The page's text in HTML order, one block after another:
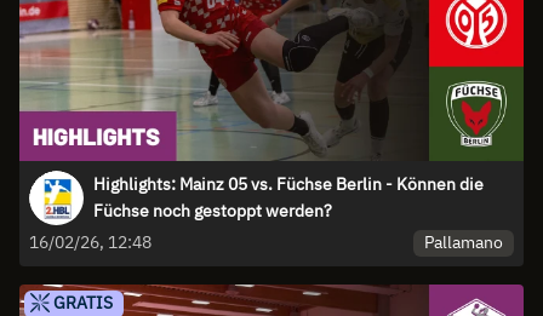
Highlights: Mainz 05 vs. Füchse Berlin - Können die
Füchse noch gestoppt werden?
16/02/26, 12:48
Pallamano
GRATIS